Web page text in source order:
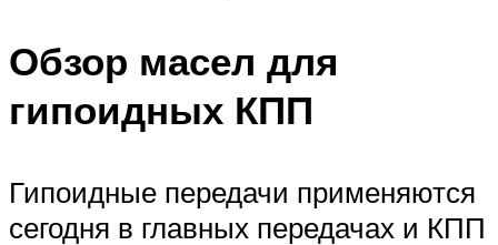
Обзор масел для
гипоидных КПП
Гипоидные передачи применяются
сегодня в главных передачах и КПП